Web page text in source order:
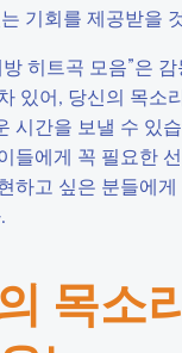
기회를 제공받을
히트곡 모음”은
있어, 당신의 목소
시간을 보낼 수 있
들에게 꼭 필요한
하고 싶은 분들에
목소